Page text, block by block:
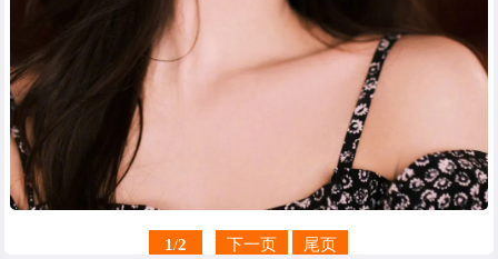
1/2 下一页
尾页